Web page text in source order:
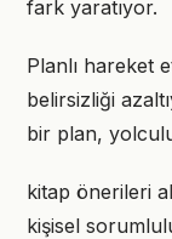
fark yaratıyor.
Planlı hareket
belirsizliği
bir plan,
kitap önerileri
kişisel